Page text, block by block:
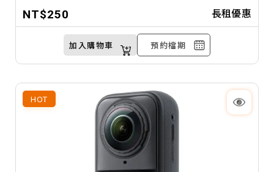
輯、FlowState 超強防手震技術及支援 10 公尺裸機
防水（搭配潛水殼可達 60 公尺），讓你不論潛水、衝
浪還是登山，都能隨手拍出電影級畫面。
NT$250 長租優惠
加入購物車 預約檔期